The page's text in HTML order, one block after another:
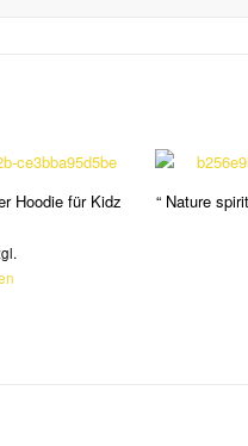
Hoodie für Kidz
“ Nature